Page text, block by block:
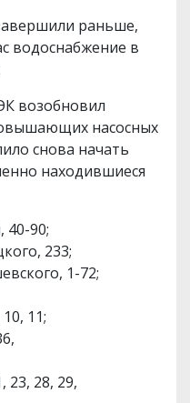
раньше,
водоснабжение в
возобновил
насосных
снова начать
находившиеся
40-90;
233;
1-72;
11;
23, 28, 29,